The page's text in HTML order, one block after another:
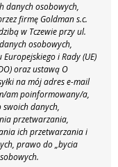
danych osobowych,
firmę Goldman s.c.
w Tczewie przy ul.
osobowych,
i Rady (UE)
oraz ustawą O
na mój adres e-mail
am poinformowany/a,
swoich danych,
przetwarzania,
ich przetwarzania i
prawo do „bycia